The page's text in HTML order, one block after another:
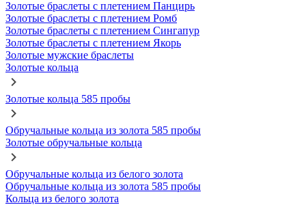
Золотые браслеты с плетением Панцирь
Золотые браслеты с плетением Ромб
Золотые браслеты с плетением Сингапур
Золотые браслеты с плетением Якорь
Золотые мужские браслеты
Золотые кольца
Золотые кольца 585 пробы
Обручальные кольца из золота 585 пробы
Золотые обручальные кольца
Обручальные кольца из белого золота
Обручальные кольца из золота 585 пробы
Кольца из белого золота